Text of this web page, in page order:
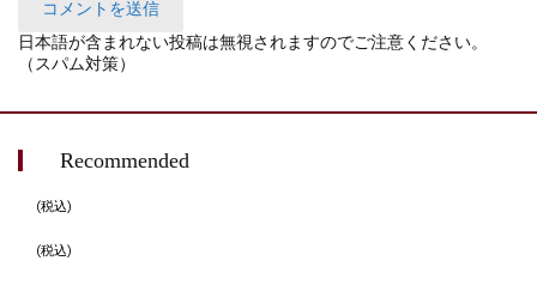
日本語が含まれない投稿は無視されますのでご注意ください。
（スパム対策）
Recommended
(税込)
(税込)